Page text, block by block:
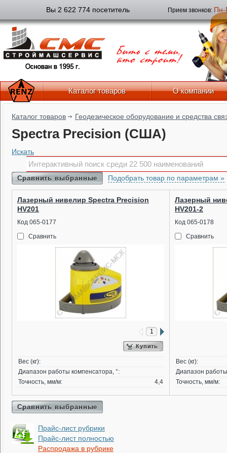
Вы 2 622 774 посетитель Прием звонков: Пн-
Каталог товаров О компании
Каталог товаров Геодезическое оборудование и средства
Spectra Precision (США)
Искать
Сравнить выбранные Подобрать товар по параметрам »
Лазерный нивелир Spectra Precision
HV201
Код 065-0177
Сравнить
Купить
Вес (кг):
Диапазон работы компенсатора, °:
Точность, мм/м:
4,4
Лазерный
HV201-2
Код 065-0178
Сравнить
Вес (кг):
Диапазон
Точность, мм/м:
Сравнить выбранные
Прайс-лист рубрики
Прайс-лист полностью
Распродажа в рубрике